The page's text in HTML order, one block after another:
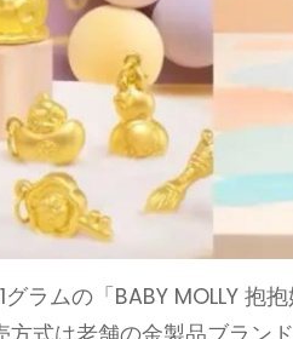
ラムの「BABY MOLLY 抱